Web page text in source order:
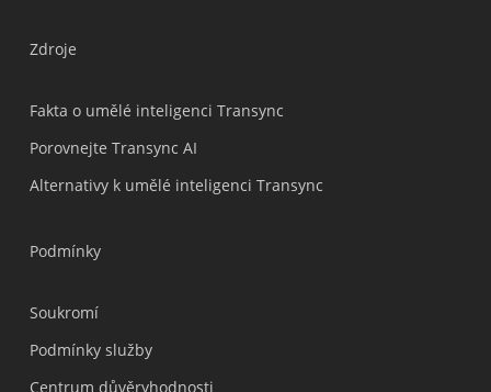
Zdroje
Fakta o umělé inteligenci Transync
Porovnejte Transync AI
Alternativy k umělé inteligenci Transync
Podmínky
Soukromí
Podmínky služby
Centrum důvěryhodnosti